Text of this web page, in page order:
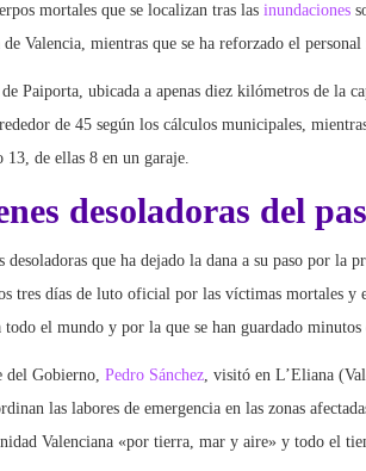
mortales que se localizan tras las inundaciones
Valencia, mientras que se ha reforzado el
Paiporta, ubicada a apenas diez kilómetros de la
de 45 según los cálculos municipales,
13, de ellas 8 en un garaje.
desoladoras del
desoladoras que ha dejado la dana a su paso por la
tres días de luto oficial por las víctimas mortales y
todo el mundo y por la que se han guardado minutos
del Gobierno, Pedro Sánchez, visitó en L’Eliana
las labores de emergencia en las zonas
Valenciana «por tierra, mar y aire» y todo el